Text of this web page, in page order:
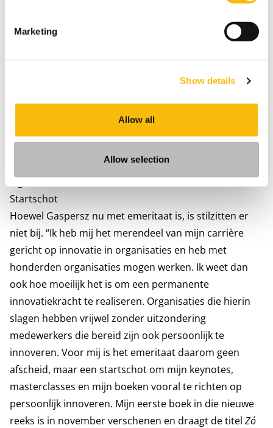
Marketing
Show details
Allow all
Allow selection
eigen gedrag en levensstijl, zodat wij deze kunnen
aanpassen in lijn met wat wij verantwoord vinden
vanuit het oogpunt van duurzaamheid. Ook
nieuwsgierigheid, het willen leren over nieuwe
nieuwe ideeën kunnen bijdragen aan een duurzamere
het is om creatief en vernieuwend te denken bij het
vinden van duurzame oplossingen, te beginnen in ons
eigen leven.”
Startschot
Hoewel Gaspersz nu met emeritaat is, is stilzitten er
niet bij. “Ik heb mij het merendeel van mijn carrière
gericht op innovatie in organisaties en heb met
honderden organisaties mogen werken. Ik weet dan
ook hoe moeilijk het is om een permanente
innovatiekracht te realiseren. Organisaties die hierin
slagen hebben vrijwel zonder uitzondering
medewerkers die bereid zijn ook persoonlijk te
innoveren. Voor mij is het emeritaat daarom geen
afscheid, maar een startschot om mijn keynotes,
masterclasses en mijn boeken vooral te richten op
persoonlijk innoveren. Mijn eerste boek in die nieuwe
reeks is in november verschenen en draagt de titel Zó